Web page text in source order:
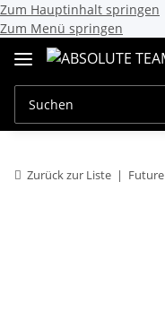
Zum Hauptinhalt springen
Zum Menü springen
Zurück zur Liste Future